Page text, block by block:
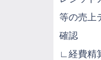
等の売上
確認
∟経費精